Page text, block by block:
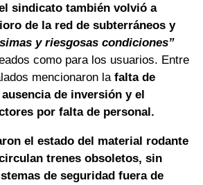
sindicato también volvió a
de la red de subterráneos y
y riesgosas condiciones”
como para los usuarios. Entre
mencionaron la falta de
de inversión y el
por falta de personal.
el estado del material rodante
trenes obsoletos, sin
de seguridad fuera de